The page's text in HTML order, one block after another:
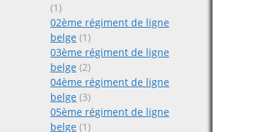
(1)
02ème régiment de ligne
belge (1)
03ème régiment de ligne
belge (2)
04ème régiment de ligne
belge (3)
05ème régiment de ligne
belge (1)